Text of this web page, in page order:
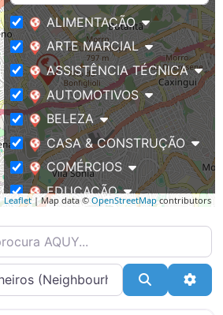
Leaflet| Map data © OpenStreetMapcontributors
ALIMENTAÇÃO
ARTE MARCIAL
ASSISTÊNCIA TÉCNICA
AUTOMOTIVOS
BELEZA
CASA & CONSTRUÇÃO
COMÉRCIOS
EDUCAÇÃO
FITNESS / BEM-ESTAR
IMÓVEIS
SAÚDE
AQUY…
Pesquisar